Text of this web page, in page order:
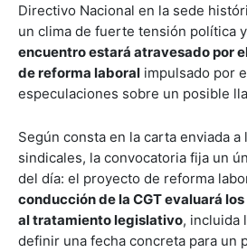
Directivo Nacional en la sede
un clima de fuerte tensión política
encuentro estará atravesado por
de reforma laboral impulsado por
especulaciones sobre un posible
Según consta en la carta enviada
sindicales, la convocatoria fija un
del día: el proyecto de reforma
conducción de la CGT evaluará
al tratamiento legislativo, incluida
definir una fecha concreta para un